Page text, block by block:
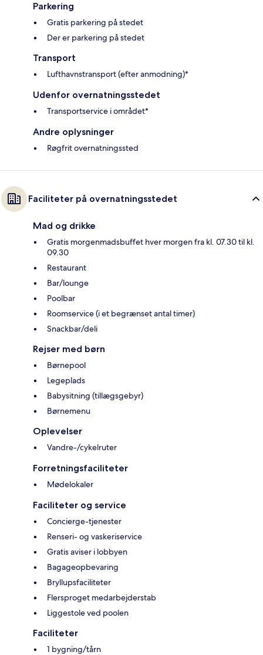
Parkering
Gratis parkering på stedet
Der er parkering på stedet
Transport
Lufthavnstransport (efter anmodning)*
Udenfor overnatningsstedet
Transportservice i området*
Andre oplysninger
Røgfrit overnatningssted
Faciliteter på overnatningsstedet
Mad og drikke
Gratis morgenmadsbuffet hver morgen fra kl. 07.30 til kl.
09.30
Restaurant
Bar/lounge
Poolbar
Roomservice (i et begrænset antal timer)
Snackbar/deli
Rejser med børn
Børnepool
Legeplads
Babysitning (tillægsgebyr)
Børnemenu
Oplevelser
Vandre-/cykelruter
Forretningsfaciliteter
Mødelokaler
Faciliteter og service
Concierge-tjenester
Renseri- og vaskeriservice
Gratis aviser i lobbyen
Bagageopbevaring
Bryllupsfaciliteter
Flersproget medarbejderstab
Liggestole ved poolen
Faciliteter
1 bygning/tårn